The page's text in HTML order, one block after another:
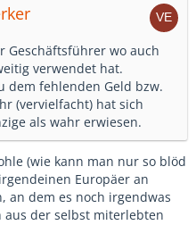
Geschäftsführer wo auch
verwendet hat.
dem fehlenden Geld bzw.
(vervielfacht) hat sich
als wahr erwiesen.
(wie kann man nur so blöd
Europäer an
an dem es noch irgendwas
aus der selbst miterlebten